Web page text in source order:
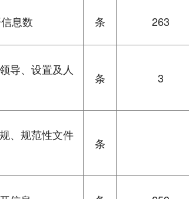
息数 条 263
导、设置及人
条 3
规范性文件
条